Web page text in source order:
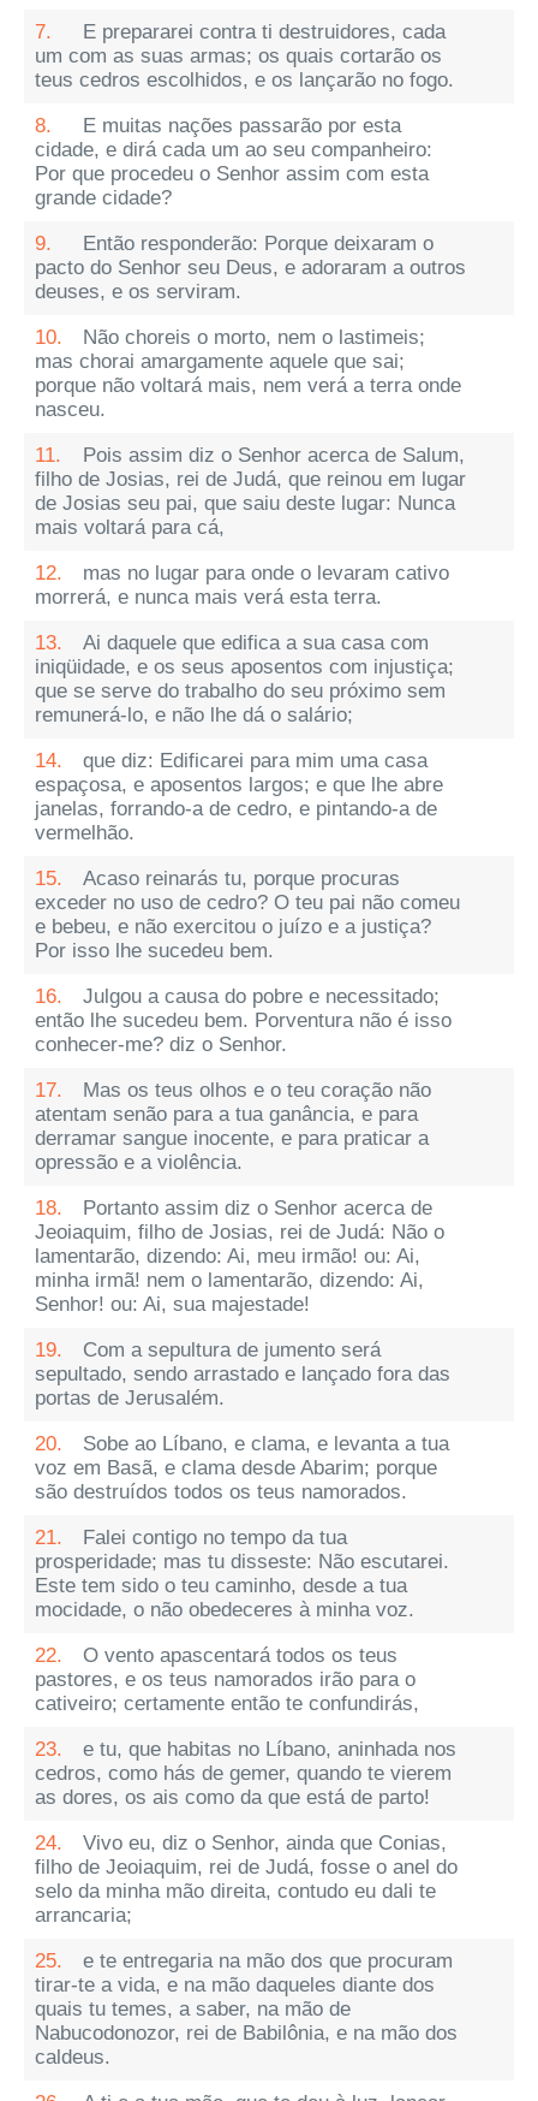
7.
E prepararei contra ti destruidores, cada
um com as suas armas; os quais cortarão os
teus cedros escolhidos, e os lançarão no fogo.
8.
E muitas nações passarão por esta
cidade, e dirá cada um ao seu companheiro:
Por que procedeu o Senhor assim com esta
grande cidade?
9.
Então responderão: Porque deixaram o
pacto do Senhor seu Deus, e adoraram a outros
deuses, e os serviram.
10.
Não choreis o morto, nem o lastimeis;
mas chorai amargamente aquele que sai;
porque não voltará mais, nem verá a terra onde
nasceu.
11.
Pois assim diz o Senhor acerca de Salum,
filho de Josias, rei de Judá, que reinou em lugar
de Josias seu pai, que saiu deste lugar: Nunca
mais voltará para cá,
12.
mas no lugar para onde o levaram cativo
morrerá, e nunca mais verá esta terra.
13.
Ai daquele que edifica a sua casa com
iniqüidade, e os seus aposentos com injustiça;
que se serve do trabalho do seu próximo sem
remunerá-lo, e não lhe dá o salário;
14.
que diz: Edificarei para mim uma casa
espaçosa, e aposentos largos; e que lhe abre
janelas, forrando-a de cedro, e pintando-a de
vermelhão.
15.
Acaso reinarás tu, porque procuras
exceder no uso de cedro? O teu pai não comeu
e bebeu, e não exercitou o juízo e a justiça?
Por isso lhe sucedeu bem.
16.
Julgou a causa do pobre e necessitado;
então lhe sucedeu bem. Porventura não é isso
conhecer-me? diz o Senhor.
17.
Mas os teus olhos e o teu coração não
atentam senão para a tua ganância, e para
derramar sangue inocente, e para praticar a
opressão e a violência.
18.
Portanto assim diz o Senhor acerca de
Jeoiaquim, filho de Josias, rei de Judá: Não o
lamentarão, dizendo: Ai, meu irmão! ou: Ai,
minha irmã! nem o lamentarão, dizendo: Ai,
Senhor! ou: Ai, sua majestade!
19.
Com a sepultura de jumento será
sepultado, sendo arrastado e lançado fora das
portas de Jerusalém.
20.
Sobe ao Líbano, e clama, e levanta a tua
voz em Basã, e clama desde Abarim; porque
são destruídos todos os teus namorados.
21.
Falei contigo no tempo da tua
prosperidade; mas tu disseste: Não escutarei.
Este tem sido o teu caminho, desde a tua
mocidade, o não obedeceres à minha voz.
22.
O vento apascentará todos os teus
pastores, e os teus namorados irão para o
cativeiro; certamente então te confundirás,
23.
e tu, que habitas no Líbano, aninhada nos
cedros, como hás de gemer, quando te vierem
as dores, os ais como da que está de parto!
24.
Vivo eu, diz o Senhor, ainda que Conias,
filho de Jeoiaquim, rei de Judá, fosse o anel do
selo da minha mão direita, contudo eu dali te
arrancaria;
25.
e te entregaria na mão dos que procuram
tirar-te a vida, e na mão daqueles diante dos
quais tu temes, a saber, na mão de
Nabucodonozor, rei de Babilônia, e na mão dos
caldeus.